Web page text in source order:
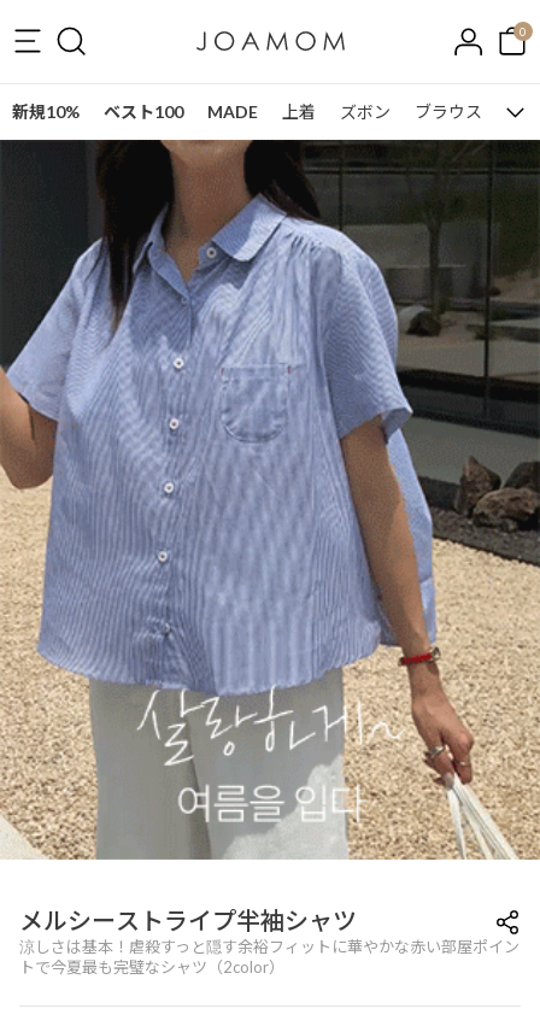
0
新規10% ベスト100 MADE 上着 ズボン ブラウス ワ
メルシーストライプ半袖シャツ
涼しさは基本！虐殺すっと隠す余裕フィットに華やかな赤い部屋ポイン
トで今夏最も完璧なシャツ（2color）